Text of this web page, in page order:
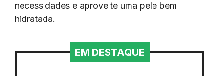
necessidades e aproveite uma pele bem
hidratada.
EM DESTAQUE